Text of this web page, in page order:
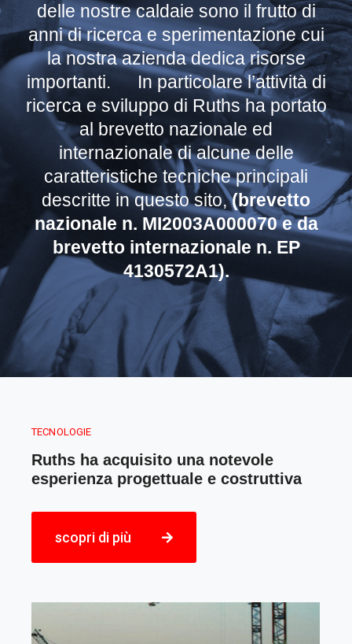
delle nostre caldaie sono il frutto di
anni di ricerca e sperimentazione cui
la nostra azienda dedica risorse
importanti. In particolare l’attività di
ricerca e sviluppo di Ruths ha portato
al brevetto nazionale ed
internazionale di alcune delle
caratteristiche tecniche principali
descritte in questo sito,(brevetto
nazionale n. MI2003A000070 e da
brevetto internazionale n. EP
4130572A1).
TECNOLOGIE
Ruths ha acquisito una notevole
esperienza progettuale e costruttiva
scopri di più